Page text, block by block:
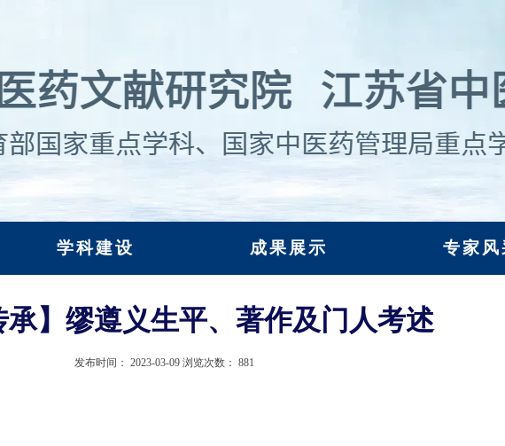
学科建设 成果展示 专家风
承】缪遵义生平、著作及门人考述
发布时间： 2023-03-09 浏览次数： 881